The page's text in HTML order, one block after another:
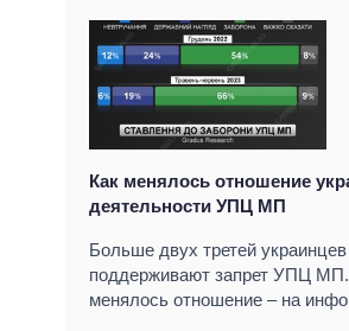
Как менялось отношение
деятельности УПЦ МП
Больше двух третей украинцев
поддерживают запрет УПЦ
менялось отношение – на